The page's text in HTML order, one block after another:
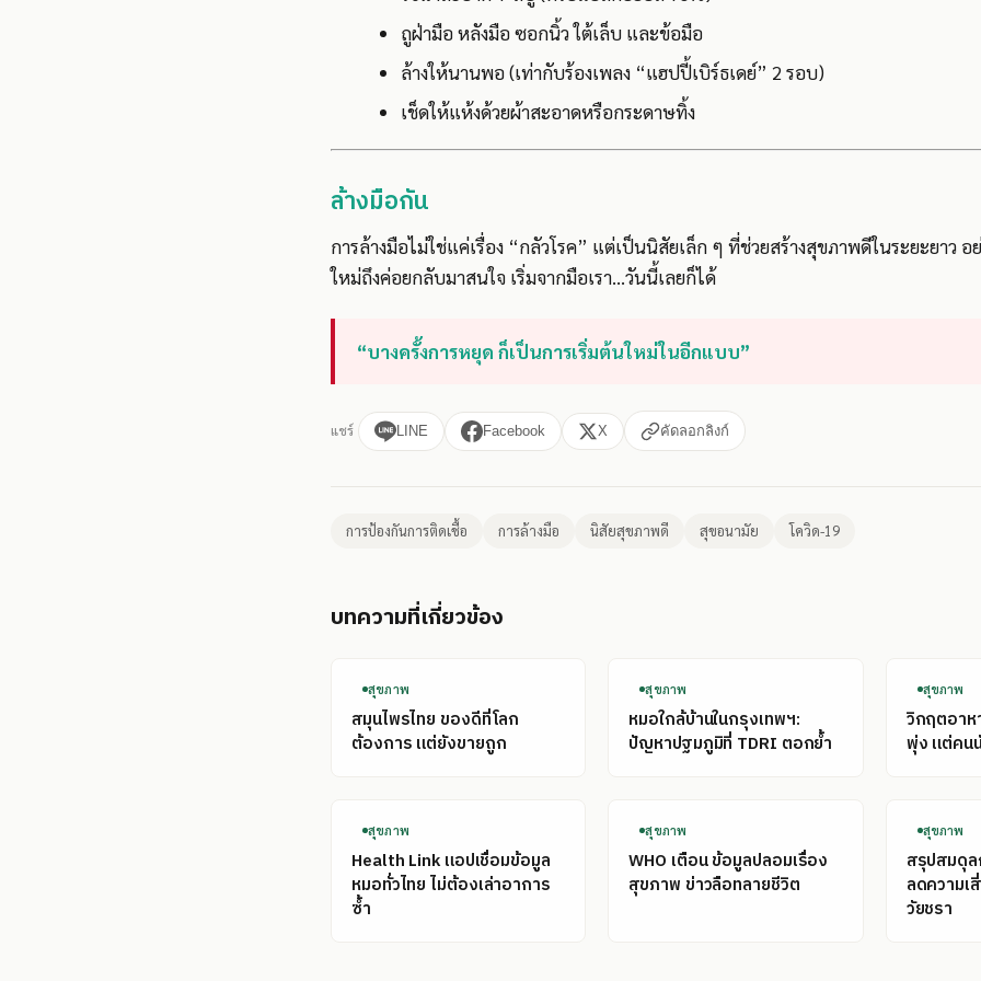
ถูฝ่ามือ หลังมือ ซอกนิ้ว ใต้เล็บ และข้อมือ
ล้างให้นานพอ (เท่ากับร้องเพลง “แฮปปี้เบิร์ธเดย์” 2 รอบ)
เช็ดให้แห้งด้วยผ้าสะอาดหรือกระดาษทิ้ง
ล้างมือกัน
การล้างมือไม่ใช่แค่เรื่อง “กลัวโรค” แต่เป็นนิสัยเล็ก ๆ ที่ช่วยสร้างสุขภาพดีในระยะยาว อ
ใหม่ถึงค่อยกลับมาสนใจ เริ่มจากมือเรา…วันนี้เลยก็ได้
“บางครั้งการหยุด ก็เป็นการเริ่มต้นใหม่ในอีกแบบ”
แชร์ LINE Facebook X คัดลอกลิงก์
การป้องกันการติดเชื้อ การล้างมือ นิสัยสุขภาพดี สุขอนามัย โควิด-19
บทความที่เกี่ยวข้อง
สุขภาพ
สมุนไพรไทย ของดีที่โลก
ต้องการ แต่ยังขายถูก
สุขภาพ
หมอใกล้บ้านในกรุงเทพฯ:
ปัญหาปฐมภูมิที่ TDRI ตอกย้ำ
สุขภาพ
วิกฤตอาห
พุ่ง แต่คน
สุขภาพ
Health Link แอปเชื่อมข้อมูล
หมอทั่วไทย ไม่ต้องเล่าอาการ
ซ้ำ
สุขภาพ
WHO เตือน ข้อมูลปลอมเรื่อง
สุขภาพ ข่าวลือทลายชีวิต
สุขภาพ
สรุปสมดุ
ลดความเ
วัยชรา